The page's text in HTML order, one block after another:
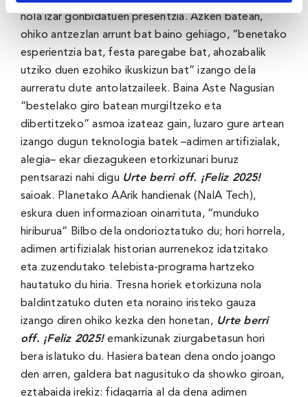
nola izar gonbidatuen presentzia. Azken batean,
ohiko antzezlan arrunt bat baino gehiago, “benetako
esperientzia bat, festa paregabe bat, ahozabalik
utziko duen ezohiko ikuskizun bat” izango dela
aurreratu dute antolatzaileek. Baina Aste Nagusian
“bestelako giro batean murgiltzeko eta
dibertitzeko” asmoa izateaz gain, luzaro gure artean
izango dugun teknologia batek –adimen artifizialak,
alegia– ekar diezagukeen etorkizunari buruz
pentsarazi nahi digu Urte berri off. ¡Feliz 2025!
saioak. Planetako AArik handienak (NaIA Tech),
eskura duen informazioan oinarrituta, “munduko
hiriburua” Bilbo dela ondorioztatuko du; hori horrela,
adimen artifizialak historian aurrenekoz idatzitako
eta zuzendutako telebista-programa hartzeko
hautatuko du hiria. Tresna horiek etorkizuna nola
baldintzatuko duten eta noraino iristeko gauza
izango diren ohiko kezka den honetan, Urte berri
off. ¡Feliz 2025! emankizunak ziurgabetasun hori
bera islatuko du. Hasiera batean dena ondo joango
den arren, galdera bat nagusituko da showko giroan,
eztabaida irekiz: fidagarria al da dena adimen